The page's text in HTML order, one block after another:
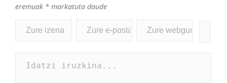
eremuak * markatuta daude